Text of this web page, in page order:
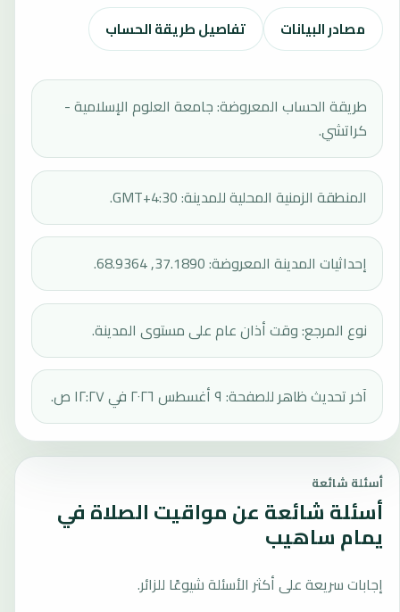
مصادر البيانات تفاصيل طريقة الحساب
طريقة الحساب المعروضة: جامعة العلوم الإسلامية -
كراتشي.
المنطقة الزمنية المحلية للمدينة: GMT+4:30.
إحداثيات المدينة المعروضة: 37.1890, 68.9364.
نوع المرجع: وقت أذان عام على مستوى المدينة.
آخر تحديث ظاهر للصفحة: ٩ أغسطس ٢٠٢٦ في ١٢:٢٧ ص.
أسئلة شائعة
أسئلة شائعة عن مواقيت الصلاة في
يمام ساهيب
إجابات سريعة على أكثر الأسئلة شيوعًا للزائر.